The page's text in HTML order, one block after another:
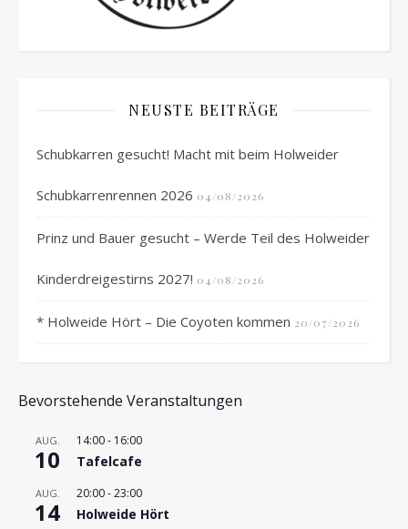
NEUSTE BEITRÄGE
Schubkarren gesucht! Macht mit beim Holweider
Schubkarrenrennen 2026 04/08/2026
Prinz und Bauer gesucht – Werde Teil des Holweider
Kinderdreigestirns 2027! 04/08/2026
* Holweide Hört – Die Coyoten kommen 20/07/2026
Bevorstehende Veranstaltungen
AUG.
10
14:00- 16:00
Tafelcafe
AUG.
14
20:00-23:00
Holweide Hört